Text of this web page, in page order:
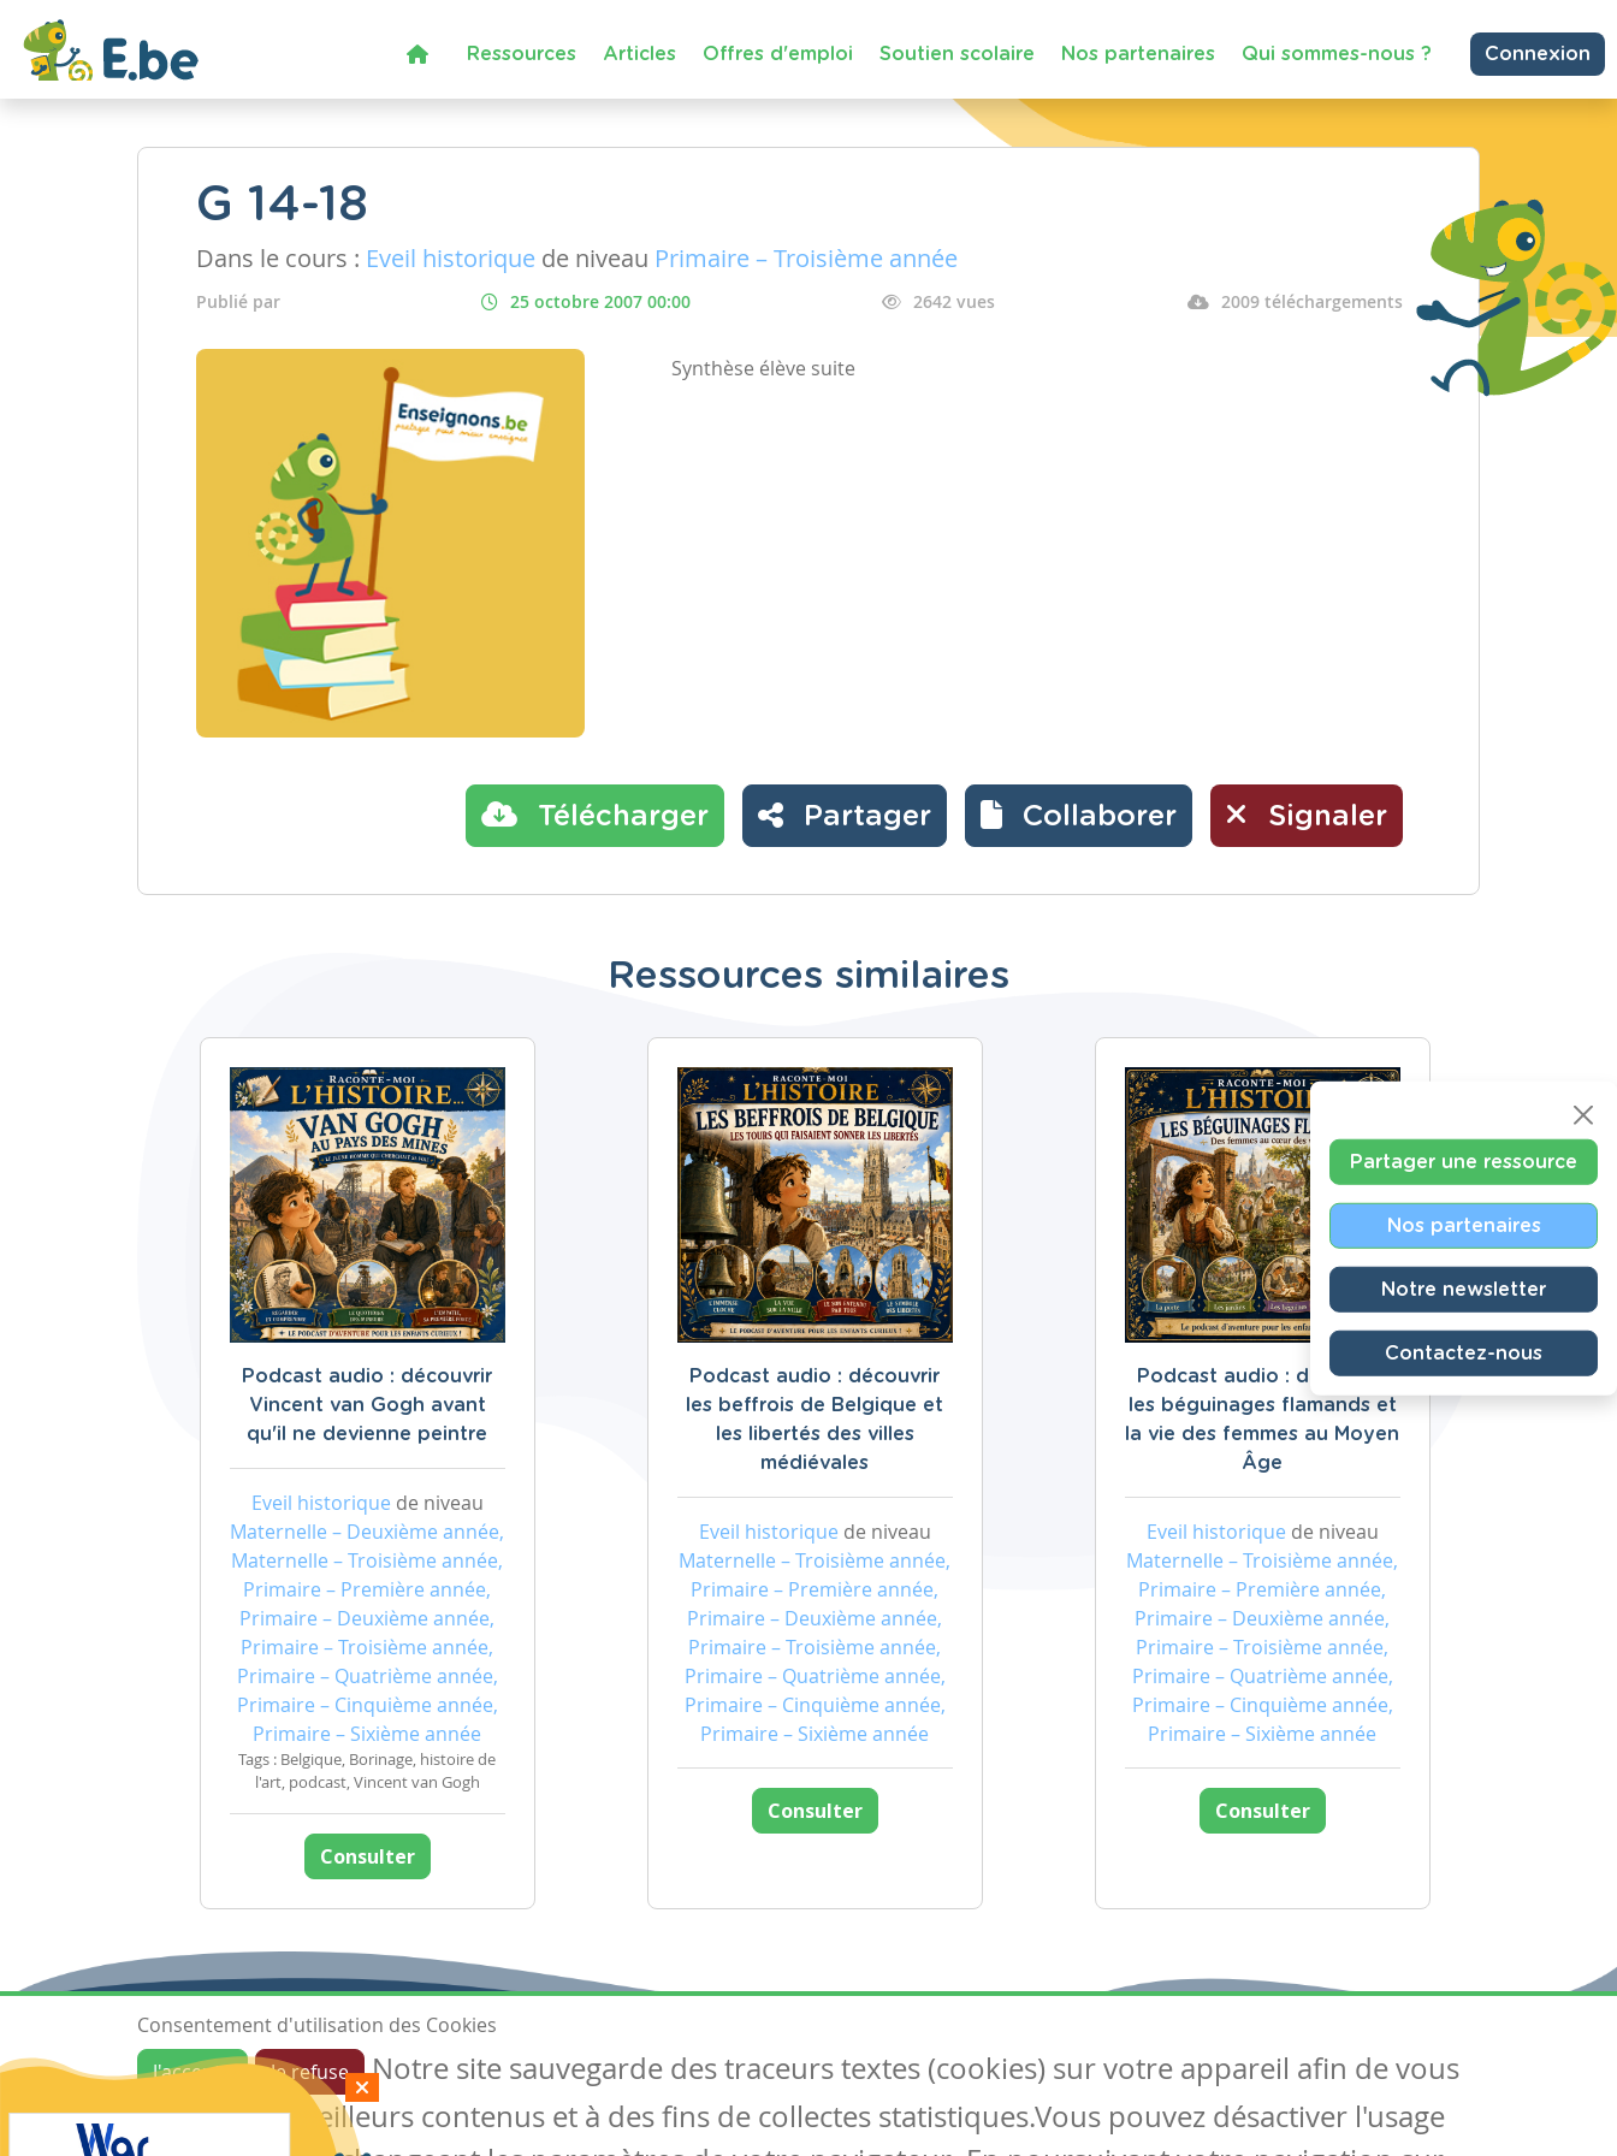
Ressources Articles Offres d'emploi Soutien scolaire Nos partenaires Qui sommes-nous ? Connexion
G 14-18
Dans le cours : Eveil historique de niveau Primaire – Troisième année
Publié par 25 octobre 2007 00:00 2642 vues 2009 téléchargements
Synthèse élève suite
Télécharger Partager Collaborer Signaler
Ressources similaires
Podcast audio : découvrir
Vincent van Gogh avant
qu'il ne devienne peintre
Eveil historique de niveau
Maternelle – Deuxième année,
Maternelle – Troisième année,
Primaire – Première année,
Primaire – Deuxième année,
Primaire – Troisième année,
Primaire – Quatrième année,
Primaire – Cinquième année,
Primaire – Sixième année
Tags : Belgique, Borinage, histoire de
l'art, podcast, Vincent van Gogh
Consulter
Podcast audio : découvrir
les beffrois de Belgique et
les libertés des villes
médiévales
Eveil historique de niveau
Maternelle – Troisième année,
Primaire – Première année,
Primaire – Deuxième année,
Primaire – Troisième année,
Primaire – Quatrième année,
Primaire – Cinquième année,
Primaire – Sixième année
Consulter
Podcast audio : découvrir
les béguinages flamands et
la vie des femmes au Moyen
Âge
Eveil historique de niveau
Maternelle – Troisième année,
Primaire – Première année,
Primaire – Deuxième année,
Primaire – Troisième année,
Primaire – Quatrième année,
Primaire – Cinquième année,
Primaire – Sixième année
Consulter
Partager une ressource
Nos partenaires
Notre newsletter
Contactez-nous
Ressources
Les ressources
Articles
Tous les articles
Suivez-nous
Contactez-nous
Consentement d'utilisation des Cookies
J'accepte
Je refuse
Notre site sauvegarde des traceurs textes (cookies) sur votre appareil afin de vous
garantir de meilleurs contenus et à des fins de collectes statistiques.Vous pouvez désactiver l'usage